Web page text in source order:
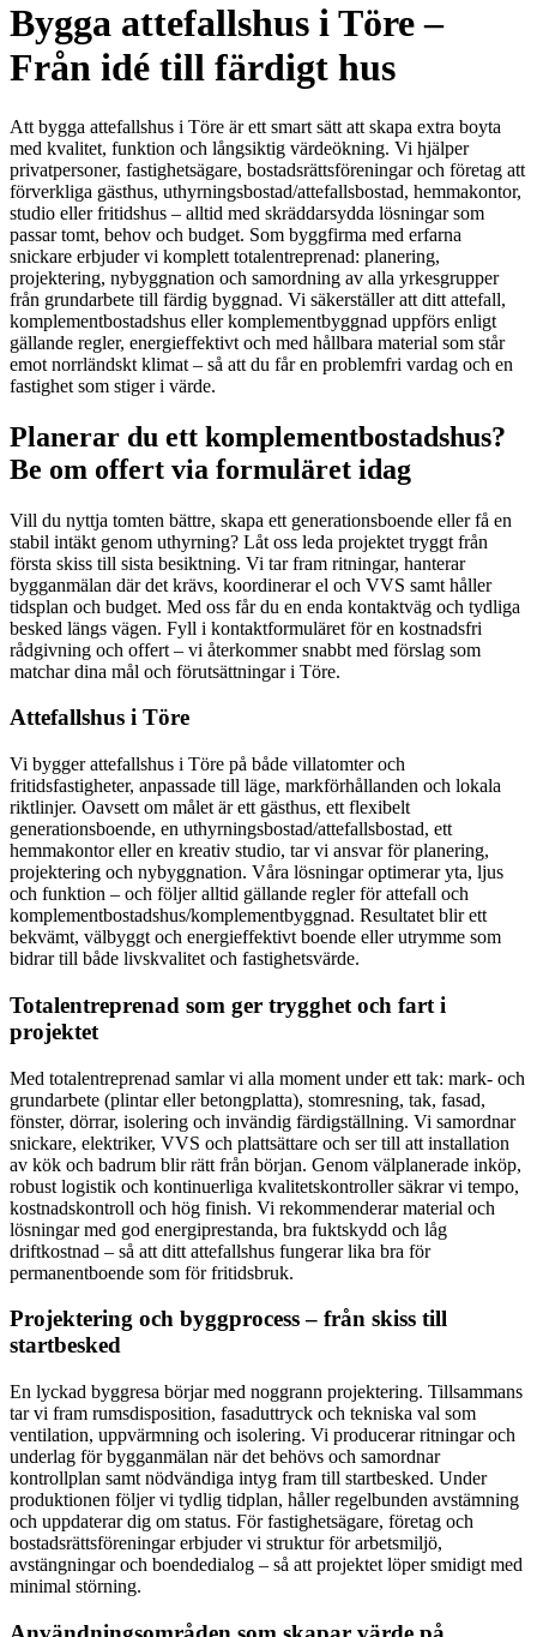
Bygga attefallshus i Töre –
Från idé till färdigt hus
Att bygga attefallshus i Töre är ett smart sätt att skapa extra boyta
med kvalitet, funktion och långsiktig värdeökning. Vi hjälper
privatpersoner, fastighetsägare, bostadsrättsföreningar och företag att
förverkliga gästhus, uthyrningsbostad/attefallsbostad, hemmakontor,
studio eller fritidshus – alltid med skräddarsydda lösningar som
passar tomt, behov och budget. Som byggfirma med erfarna
snickare erbjuder vi komplett totalentreprenad: planering,
projektering, nybyggnation och samordning av alla yrkesgrupper
från grundarbete till färdig byggnad. Vi säkerställer att ditt attefall,
komplementbostadshus eller komplementbyggnad uppförs enligt
gällande regler, energieffektivt och med hållbara material som står
emot norrländskt klimat – så att du får en problemfri vardag och en
fastighet som stiger i värde.
Planerar du ett komplementbostadshus?
Be om offert via formuläret idag
Vill du nyttja tomten bättre, skapa ett generationsboende eller få en
stabil intäkt genom uthyrning? Låt oss leda projektet tryggt från
första skiss till sista besiktning. Vi tar fram ritningar, hanterar
bygganmälan där det krävs, koordinerar el och VVS samt håller
tidsplan och budget. Med oss får du en enda kontaktväg och tydliga
besked längs vägen. Fyll i kontaktformuläret för en kostnadsfri
rådgivning och offert – vi återkommer snabbt med förslag som
matchar dina mål och förutsättningar i Töre.
Attefallshus i Töre
Vi bygger attefallshus i Töre på både villatomter och
fritidsfastigheter, anpassade till läge, markförhållanden och lokala
riktlinjer. Oavsett om målet är ett gästhus, ett flexibelt
generationsboende, en uthyrningsbostad/attefallsbostad, ett
hemmakontor eller en kreativ studio, tar vi ansvar för planering,
projektering och nybyggnation. Våra lösningar optimerar yta, ljus
och funktion – och följer alltid gällande regler för attefall och
komplementbostadshus/komplementbyggnad. Resultatet blir ett
bekvämt, välbyggt och energieffektivt boende eller utrymme som
bidrar till både livskvalitet och fastighetsvärde.
Totalentreprenad som ger trygghet och fart i
projektet
Med totalentreprenad samlar vi alla moment under ett tak: mark- och
grundarbete (plintar eller betongplatta), stomresning, tak, fasad,
fönster, dörrar, isolering och invändig färdigställning. Vi samordnar
snickare, elektriker, VVS och plattsättare och ser till att installation
av kök och badrum blir rätt från början. Genom välplanerade inköp,
robust logistik och kontinuerliga kvalitetskontroller säkrar vi tempo,
kostnadskontroll och hög finish. Vi rekommenderar material och
lösningar med god energiprestanda, bra fuktskydd och låg
driftkostnad – så att ditt attefallshus fungerar lika bra för
permanentboende som för fritidsbruk.
Projektering och byggprocess – från skiss till
startbesked
En lyckad byggresa börjar med noggrann projektering. Tillsammans
tar vi fram rumsdisposition, fasaduttryck och tekniska val som
ventilation, uppvärmning och isolering. Vi producerar ritningar och
underlag för bygganmälan när det behövs och samordnar
kontrollplan samt nödvändiga intyg fram till startbesked. Under
produktionen följer vi tydlig tidplan, håller regelbunden avstämning
och uppdaterar dig om status. För fastighetsägare, företag och
bostadsrättsföreningar erbjuder vi struktur för arbetsmiljö,
avstängningar och boendedialog – så att projektet löper smidigt med
minimal störning.